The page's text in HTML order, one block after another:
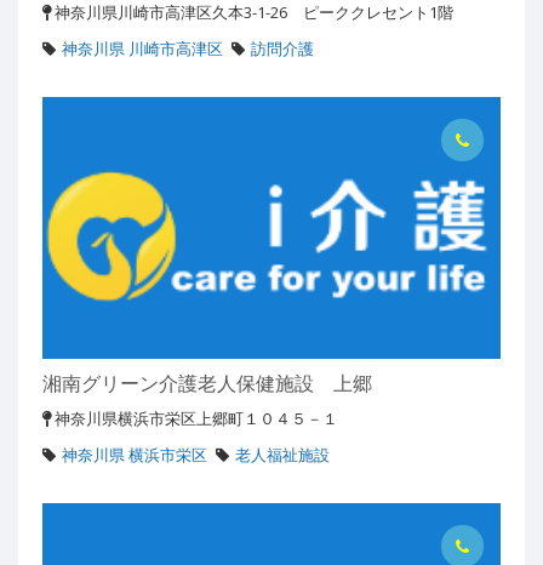
神奈川県川崎市高津区久本3-1-26 ピーククレセント1階
神奈川県 川崎市高津区
訪問介護
湘南グリーン介護老人保健施設 上郷
神奈川県横浜市栄区上郷町１０４５－１
神奈川県 横浜市栄区
老人福祉施設